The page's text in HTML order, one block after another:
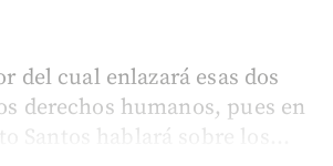
del cual enlazará esas dos
derechos humanos, pues en
Santos hablará sobre los...